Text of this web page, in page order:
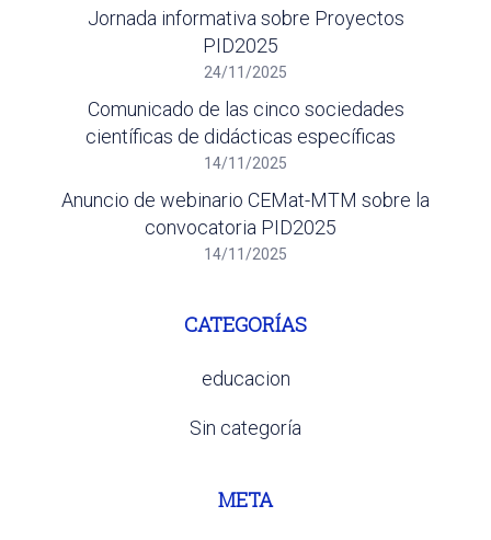
Jornada informativa sobre Proyectos
PID2025
24/11/2025
Comunicado de las cinco sociedades
científicas de didácticas específicas
14/11/2025
Anuncio de webinario CEMat-MTM sobre la
convocatoria PID2025
14/11/2025
CATEGORÍAS
educacion
Sin categoría
META